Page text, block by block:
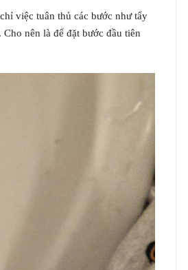
việc tuân thủ các bước như tẩy
nên là để đặt bước đầu tiên